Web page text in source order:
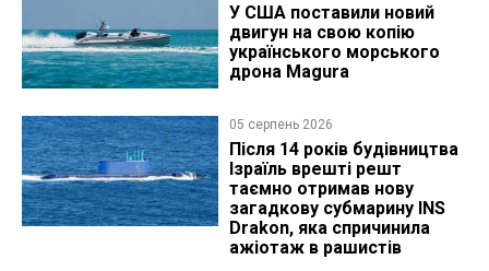
У США поставили новий
двигун на свою копію
українського морського
дрона Magura
05 серпень 2026
Після 14 років будівництва
Ізраїль врешті решт
таємно отримав нову
загадкову субмарину INS
Drakon, яка спричинила
ажіотаж в рашистів